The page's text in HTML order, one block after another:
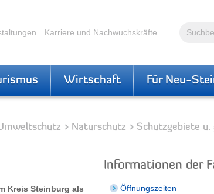
Karriere und Nachwuchskräfte
Wirtschaft Für Neu-
Naturschutz
Schutzgebiete
Kreis Steinburg als
Informationen der
Öffnungszeiten